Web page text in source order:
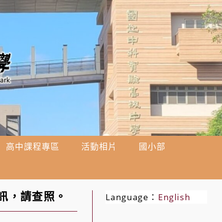
高中課程專區 活動相片 國小部
，請查照。 Language： English